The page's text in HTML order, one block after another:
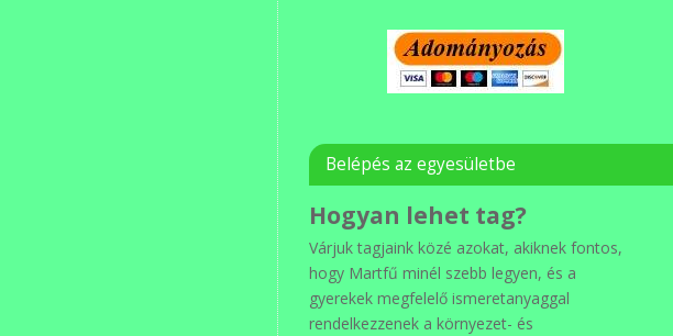
Belépés az egyesületbe
Hogyan lehet tag?
Várjuk tagjaink közé azokat, akiknek fontos,
hogy Martfű minél szebb legyen, és a
gyerekek megfelelő ismeretanyaggal
rendelkezzenek a környezet- és